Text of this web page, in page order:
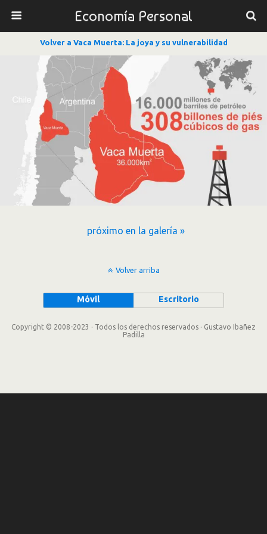
Economía Personal
Volver a Vaca Muerta: La joya y su vulnerabilidad
próximo en la galería »
Volver arriba
Móvil Escritorio
Copyright © 2008-2023 · Todos los derechos reservados · Gustavo Ibañez
Padilla